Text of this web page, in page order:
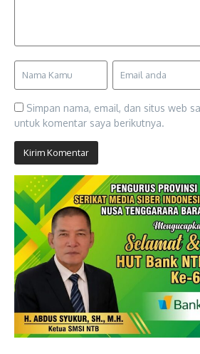
Simpan nama, email, dan situs web
untuk komentar saya berikutnya.